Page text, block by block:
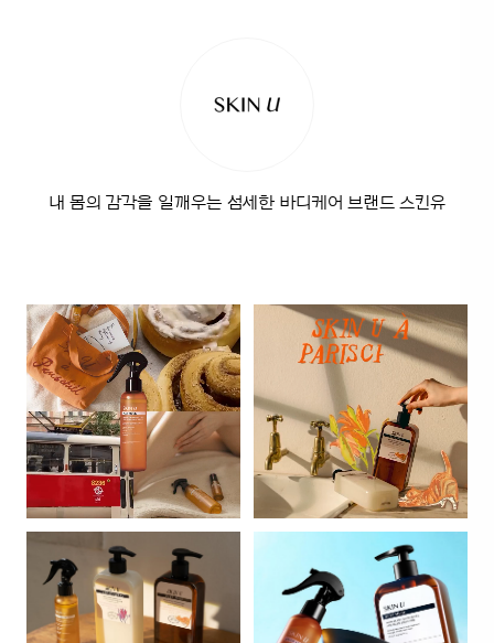
내 몸의 감각을 일깨우는 섬세한 바디케어 브랜드 스킨유